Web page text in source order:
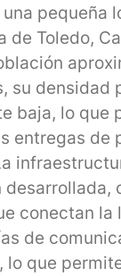
una pequeña
de Toledo,
su densidad
baja, lo que
entregas de
desarrollada,
conectan la
de
lo que